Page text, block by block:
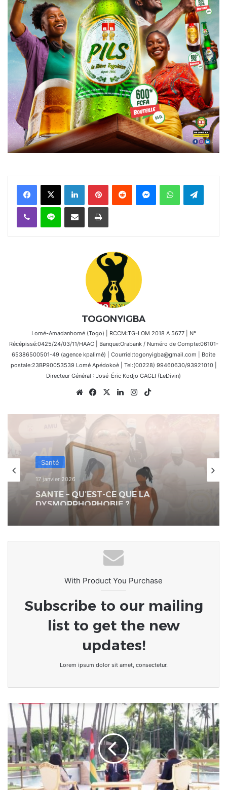
FacebookX Linkedin PinterestReddit MessengerWhatsAppTelegram
Viber Ligne Partager par email Imprimer
TOGONYIGBA
Lomé-Amadanhomé (Togo) | RCCM:TG-LOM 2018 A 5677 | N°
Récépissé:0425/24/03/11/HAAC | Banque:Orabank / Numéro de Compte:06101-
65386500501-49 (agence kpalimé) | Courriel:togonyigba@gmail.com | Boîte
postale:23BP90053539 Lomé Apédokoè | Tel:(00228) 99460630/93921010 |
Directeur Général : José-Éric Kodjo GAGLI (LeDivin)
WebsiteFacebook
X LinkedinInstagram
Société
14 décembre 2025
Togo | FIL20-40ANS : Sensibilisation
autour de l’AMU-TNS
With Product You Purchase
Subscribe to our mailing
list to get the new
updates!
Lorem ipsum dolor sit amet, consectetur.
Togo-
27
avril
2023
:
Une
première,
Faure